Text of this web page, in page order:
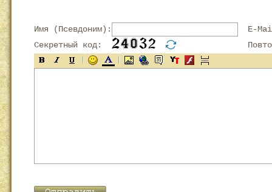
Имя (Псевдоним):
E-
Секретный код: